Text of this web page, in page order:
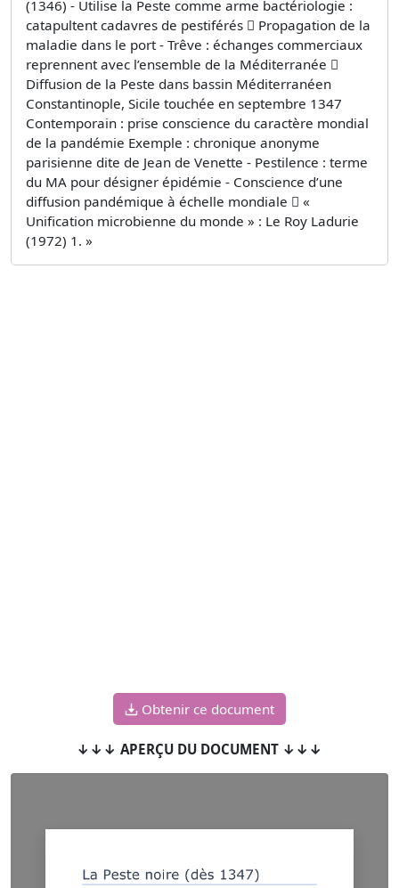
(1346) - Utilise la Peste comme arme bactériologie :
catapultent cadavres de pestiférés  Propagation de la
maladie dans le port - Trêve : échanges commerciaux
reprennent avec l’ensemble de la Méditerranée 
Diffusion de la Peste dans bassin Méditerranéen
Constantinople, Sicile touchée en septembre 1347
Contemporain : prise conscience du caractère mondial
de la pandémie Exemple : chronique anonyme
parisienne dite de Jean de Venette - Pestilence : terme
du MA pour désigner épidémie - Conscience d’une
diffusion pandémique à échelle mondiale  «
Unification microbienne du monde » : Le Roy Ladurie
(1972) 1. »
Obtenir ce document
↓↓↓ APERÇU DU DOCUMENT ↓↓↓